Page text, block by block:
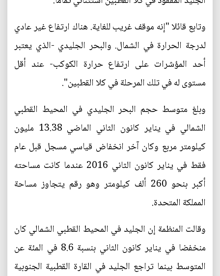
وتابع قائلا "إنه موقف غريب للغاية. هناك ارتفاع غير عادي
لدرجة الحرارة في الشمال. والبحر الجليدي -الذي يعتبر
أحد المؤشرات على ارتفاع حرارة الكوكب- عند أقل
مستوى له في تلك المرحلة في كلا القطبين".
وبلغ متوسط حجم البحر الجليدي في المحيط القطبي
الشمالي في يناير كانون الثاني الماضي 13.38 مليون
كيلومتر مربع وكان آخر انخفاض قياسي مسجل قبل عام
فقط في يناير كانون الثاني 2016 عندما كانت مساحته
أكبر بنحو 260 ألف كيلومتر وهو رقم يتجاوز مساحة
المملكة المتحدة.
وقالت المنظمة إن الجليد في المحيط القطبي الشمالي كان
منخفضا في يناير كانون الثاني بنسبة 8.6 في المئة عن
المتوسط بينما تراجع الجليد في القارة القطبية الجنوبية